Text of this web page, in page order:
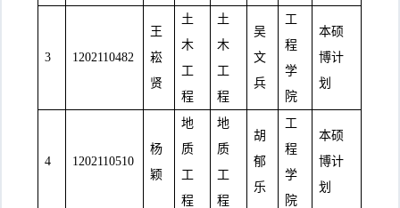
3 1202110482
王
崧
贤
土
木
工
程
土
木
工
程
吴
文
兵
工
程
学
院
本硕
博计
划
4 1202110510
杨
颖
地
质
工
程
地
质
工
程
胡
郁
乐
工
程
学
院
本硕
博计
划